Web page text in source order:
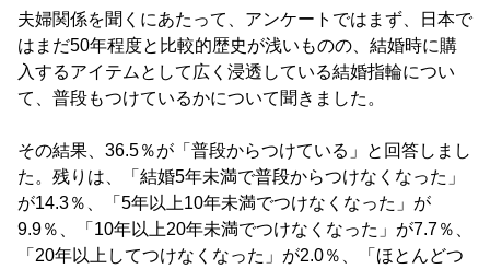
夫婦関係を聞くにあたって、アンケートではまず、日本で
はまだ50年程度と比較的歴史が浅いものの、結婚時に購
入するアイテムとして広く浸透している結婚指輪につい
て、普段もつけているかについて聞きました。
その結果、36.5％が「普段からつけている」と回答しまし
た。残りは、「結婚5年未満で普段からつけなくなった」
が14.3％、「5年以上10年未満でつけなくなった」が
9.9％、「10年以上20年未満でつけなくなった」が7.7％、
「20年以上してつけなくなった」が2.0％、「ほとんどつ